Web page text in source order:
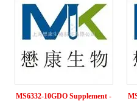
MS6332-10GDO Supplement -